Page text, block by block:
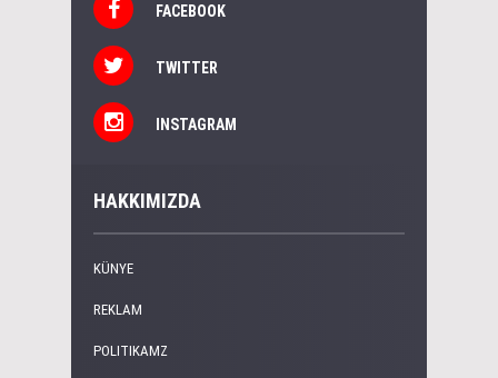
FACEBOOK
TWITTER
INSTAGRAM
HAKKIMIZDA
KÜNYE
REKLAM
POLITIKAMZ